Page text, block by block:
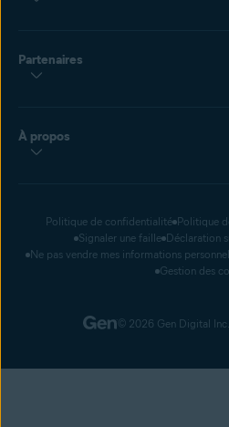
Partenaires
À propos
Politique de confidentialité Politique
Signaler une faille Déclaration
Ne pas vendre mes informations
Gestion des
© 2026 Gen Digital Inc.